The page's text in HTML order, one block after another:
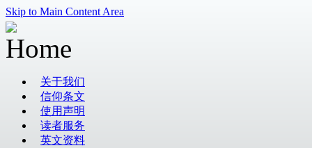
Skip to Main Content Area
关于我们
信仰条文
使用声明
读者服务
英文资料